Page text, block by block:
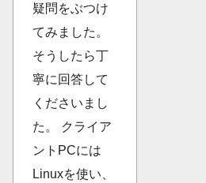
疑問をぶつけ
てみました。
そうしたら丁
寧に回答して
くださいまし
た。 クライア
ントPCには
Linuxを使い、